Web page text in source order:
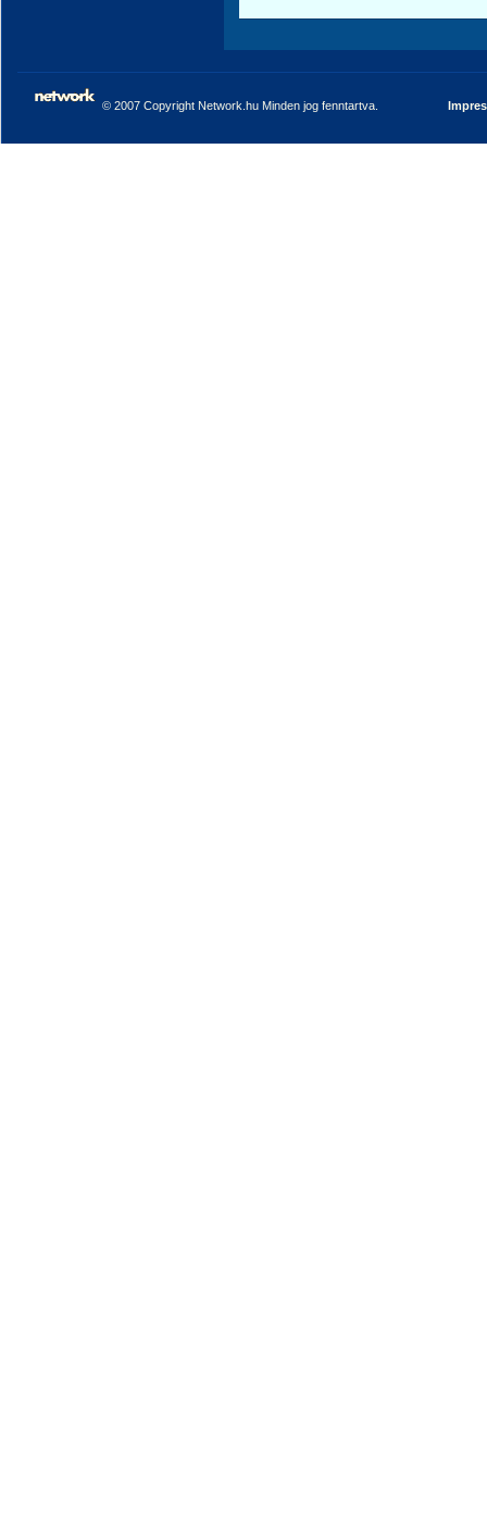
© 2007 Copyright Network.hu Minden jog fenntartva.